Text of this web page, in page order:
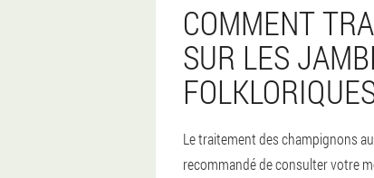
COMMENT
SUR LES
Le traitement des champignons
recommandé de consulter votre